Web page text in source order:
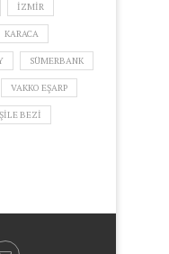
IZMIR
KARACA
SÜMERBANK
VAKKO EŞARP
ŞILE BEZI